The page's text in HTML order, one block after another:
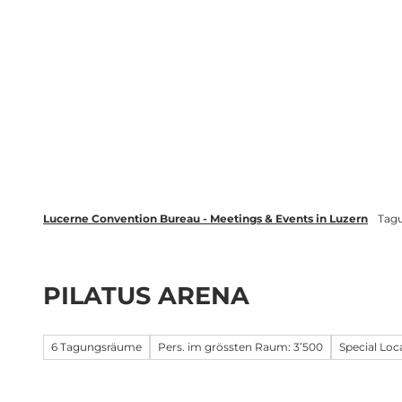
Lucerne Convention Bureau - Meetings & Events in Luzern
PILATUS ARENA
6 Tagungsräume Pers. im grössten Raum: 3’500 Special